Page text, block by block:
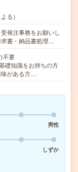
る）
発注事務をお願いし
求書・納品書処理…
不要
礎知識をお持ちの方
味がある方…
男性
しずか